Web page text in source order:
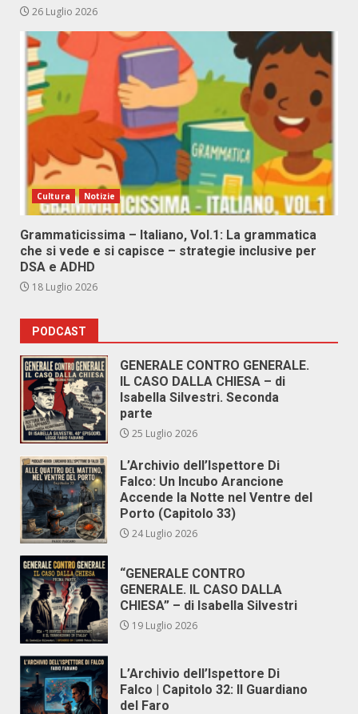
26 Luglio 2026
Cultura Notizie
Grammaticissima – Italiano, Vol.1: La grammatica
che si vede e si capisce – strategie inclusive per
DSA e ADHD
18 Luglio 2026
PODCAST
GENERALE CONTRO GENERALE.
IL CASO DALLA CHIESA – di
Isabella Silvestri. Seconda
parte
25 Luglio 2026
L’Archivio dell’Ispettore Di
Falco: Un Incubo Arancione
Accende la Notte nel Ventre del
Porto (Capitolo 33)
24 Luglio 2026
“GENERALE CONTRO
GENERALE. IL CASO DALLA
CHIESA” – di Isabella Silvestri
19 Luglio 2026
L’Archivio dell’Ispettore Di
Falco | Capitolo 32: Il Guardiano
del Faro